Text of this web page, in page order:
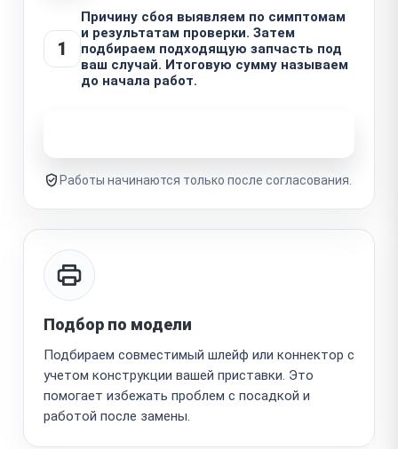
1
Причину сбоя выявляем по симптомам
и результатам проверки. Затем
подбираем подходящую запчасть под
ваш случай. Итоговую сумму называем
до начала работ.
Работы начинаются только после согласования.
Подбор по модели
Подбираем совместимый шлейф или коннектор с
учетом конструкции вашей приставки. Это
помогает избежать проблем с посадкой и
работой после замены.